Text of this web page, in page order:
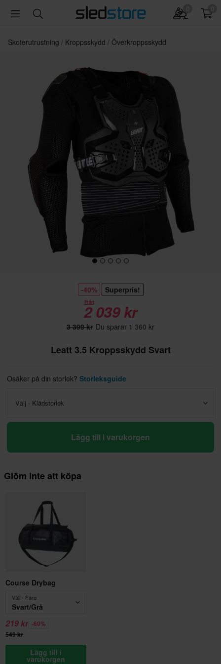
Skoterutrustning Kroppsskydd Överkroppsskydd
-40% Superpris!
Från
2 039 kr
3 399 kr Du sparar 1 360 kr
Leatt 3.5 Kroppsskydd Svart
Osäker på din storlek? Storleksguide
Välj - Klädstorlek
Lägg till i varukorgen
Glöm inte att köpa
Course Drybag
Välj - Färg
Svart/Grå
219 kr -60%
549 kr
Lägg till i
varukorgen